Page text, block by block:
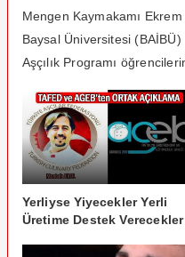
Mengen Kaymakamı
Baysal Üniversitesi
Aşçılık Programı
Yerliyse Yiyecekler Yerli
Üretime Destek Verecekler